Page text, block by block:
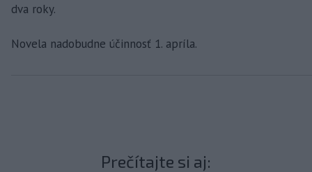
dva roky.
Novela nadobudne účinnosť 1. apríla.
Prečítajte si aj: